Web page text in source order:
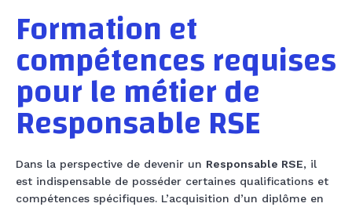
Formation et
compétences requises
pour le métier de
Responsable RSE
Dans la perspective de devenir un Responsable RSE, il
est indispensable de posséder certaines qualifications et
compétences spécifiques. L’acquisition d’un diplôme en